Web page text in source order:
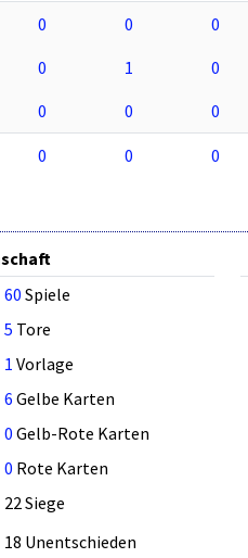
0 0 0
0 1 0
0 0 0
0 0 0
60 Spiele
5 Tore
1 Vorlage
6 Gelbe Karten
0 Gelb-Rote Karten
0 Rote Karten
22 Siege
18 Unentschieden